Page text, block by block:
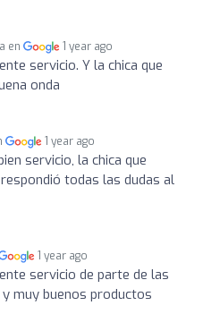
en 1 year ago
servicio. Y la chica que
onda
1 year ago
servicio, la chica que
todas las dudas al
1 year ago
servicio de parte de las
muy buenos productos